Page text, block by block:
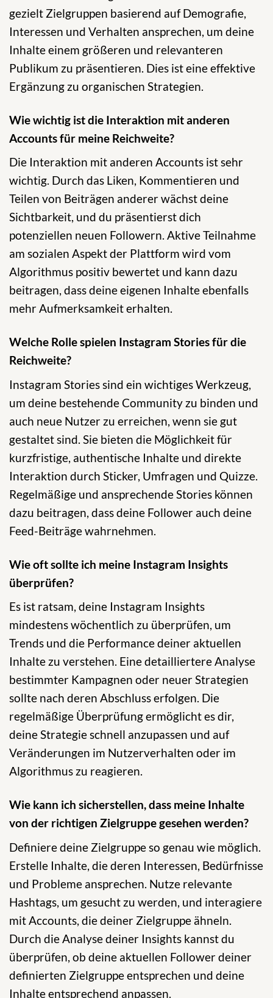
gezielt Zielgruppen basierend auf Demografie,
Interessen und Verhalten ansprechen, um deine
Inhalte einem größeren und relevanteren
Publikum zu präsentieren. Dies ist eine effektive
Ergänzung zu organischen Strategien.
Wie wichtig ist die Interaktion mit anderen
Accounts für meine Reichweite?
Die Interaktion mit anderen Accounts ist sehr
wichtig. Durch das Liken, Kommentieren und
Teilen von Beiträgen anderer wächst deine
Sichtbarkeit, und du präsentierst dich
potenziellen neuen Followern. Aktive Teilnahme
am sozialen Aspekt der Plattform wird vom
Algorithmus positiv bewertet und kann dazu
beitragen, dass deine eigenen Inhalte ebenfalls
mehr Aufmerksamkeit erhalten.
Welche Rolle spielen Instagram Stories für die
Reichweite?
Instagram Stories sind ein wichtiges Werkzeug,
um deine bestehende Community zu binden und
auch neue Nutzer zu erreichen, wenn sie gut
gestaltet sind. Sie bieten die Möglichkeit für
kurzfristige, authentische Inhalte und direkte
Interaktion durch Sticker, Umfragen und Quizze.
Regelmäßige und ansprechende Stories können
dazu beitragen, dass deine Follower auch deine
Feed-Beiträge wahrnehmen.
Wie oft sollte ich meine Instagram Insights
überprüfen?
Es ist ratsam, deine Instagram Insights
mindestens wöchentlich zu überprüfen, um
Trends und die Performance deiner aktuellen
Inhalte zu verstehen. Eine detailliertere Analyse
bestimmter Kampagnen oder neuer Strategien
sollte nach deren Abschluss erfolgen. Die
regelmäßige Überprüfung ermöglicht es dir,
deine Strategie schnell anzupassen und auf
Veränderungen im Nutzerverhalten oder im
Algorithmus zu reagieren.
Wie kann ich sicherstellen, dass meine Inhalte
von der richtigen Zielgruppe gesehen werden?
Definiere deine Zielgruppe so genau wie möglich.
Erstelle Inhalte, die deren Interessen, Bedürfnisse
und Probleme ansprechen. Nutze relevante
Hashtags, um gesucht zu werden, und interagiere
mit Accounts, die deiner Zielgruppe ähneln.
Durch die Analyse deiner Insights kannst du
überprüfen, ob deine aktuellen Follower deiner
definierten Zielgruppe entsprechen und deine
Inhalte entsprechend anpassen.